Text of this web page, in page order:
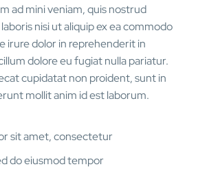
ad mini veniam, quis nostrud
nisi ut aliquip ex ea commodo
irure dolor in reprehenderit in
dolore eu fugiat nulla pariatur.
cupidatat non proident, sunt in
mollit anim id est laborum.
sit amet, consectetur
do eiusmod tempor